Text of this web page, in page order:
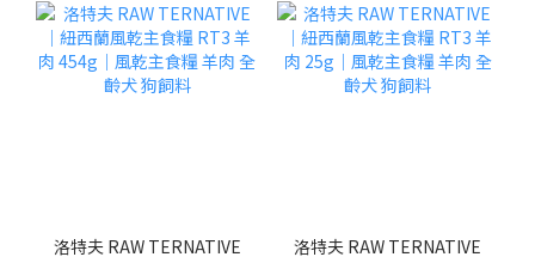
洛特夫 RAW TERNATIVE
洛特夫 RAW TERNATIVE